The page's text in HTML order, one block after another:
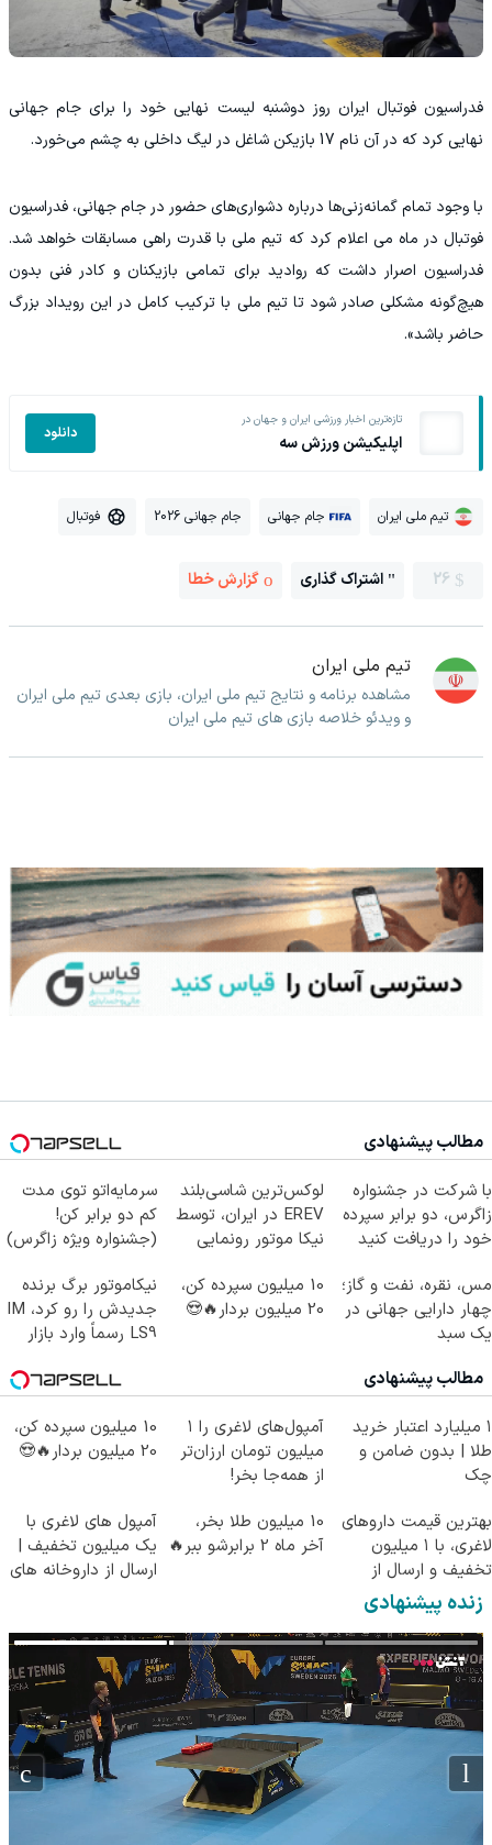
‫فدراسیون فوتبال ایران روز دوشنبه لیست نهایی خود را برای جام جهانی
نهایی کرد که در آن نام 17 بازیکن شاغل در لیگ داخلی به چشم می‌خورد.
‫با وجود تمام گمانه‌زنی‌ها درباره دشواری‌های حضور در جام جهانی، فدراسیون
فوتبال در ماه می اعلام کرد که تیم ملی با قدرت راهی مسابقات خواهد شد.
فدراسیون اصرار داشت که روادید برای تمامی بازیکنان و کادر فنی بدون
هیچ‌گونه مشکلی صادر شود تا تیم ملی با ترکیب کامل در این رویداد بزرگ
حاضر باشد».
تازه‌ترین اخبار ورزشی ایران و جهان در
اپلیکیشن ورزش سه دانلود
تیم ملی ایران جام جهانی جام جهانی 2026 فوتبال
26 اشتراک گذاری گزارش خطا
تیم ملی ایران
مشاهده برنامه و نتایج تیم ملی ایران، بازی بعدی تیم ملی ایران
و ویدئو خلاصه بازی های تیم ملی ایران
مطالب پیشنهادی
با شرکت در جشنواره
زاگرس، دو برابر سپرده
خود را دریافت کنید
لوکس‌ترین شاسی‌بلند
EREV در ایران، توسط
نیکا موتور رونمایی
سرمایه‌اتو توی مدت
کم دو برابر کن!
(جشنواره ویژه زاگرس)
مس، نقره، نفت و گاز؛
چهار دارایی جهانی در
یک سبد
10 میلیون سپرده کن،
20 میلیون بردار🔥😍
نیکاموتور برگ برنده
جدیدش را رو کرد، IM
LS9 رسماً وارد بازار
مطالب پیشنهادی
۱ میلیارد اعتبار خرید
طلا | بدون ضامن و
چک
آمپول‌های لاغری را ۱
میلیون تومان ارزان‌تر
از همه‌جا بخر!
10 میلیون سپرده کن،
20 میلیون بردار🔥😍
بهترین قیمت داروهای
لاغری، با ۱ میلیون
تخفیف و ارسال از
داروخانه‌
10 میلیون طلا بخر،
آخر ماه 2 برابرشو ببر🔥
آمپول های لاغری با
یک میلیون تخفیف |
ارسال از داروخانه های
زنده پیشنهادی